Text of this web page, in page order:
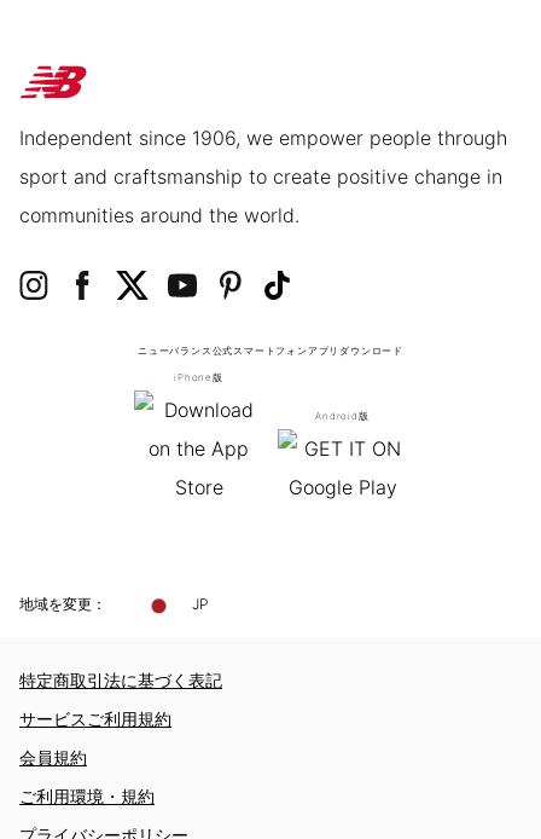
Independent since 1906, we empower people through
sport and craftsmanship to create positive change in
communities around the world.
ニューバランス公式スマートフォンアプリ ダウンロード
iPhone版
Android版
地域を変更： JP
特定商取引法に基づく表記
サービスご利用規約
会員規約
ご利用環境・規約
プライバシーポリシー